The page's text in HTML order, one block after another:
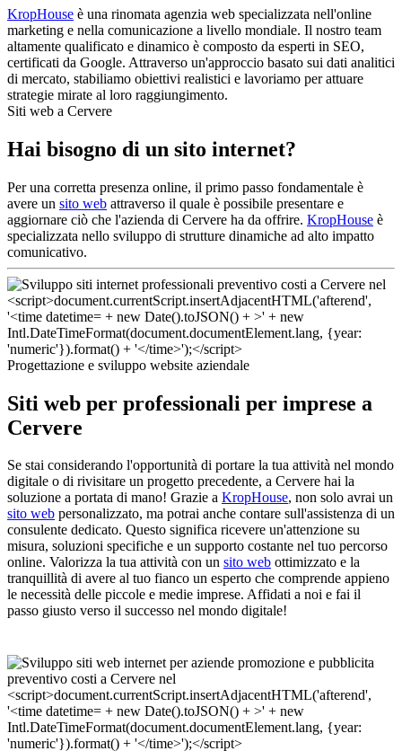
KropHouse è una rinomata agenzia web specializzata nell'online
marketing e nella comunicazione a livello mondiale. Il nostro team
altamente qualificato e dinamico è composto da esperti in SEO,
certificati da Google. Attraverso un'approccio basato sui dati analitici
di mercato, stabiliamo obiettivi realistici e lavoriamo per attuare
strategie mirate al loro raggiungimento.
Siti web a Cervere
Hai bisogno di un sito internet?
Per una corretta presenza online, il primo passo fondamentale è
avere un sito web attraverso il quale è possibile presentare e
aggiornare ciò che l'azienda di Cervere ha da offrire. KropHouse è
specializzata nello sviluppo di strutture dinamiche ad alto impatto
comunicativo.
Progettazione e sviluppo website aziendale
Siti web per professionali per imprese a
Cervere
Se stai considerando l'opportunità di portare la tua attività nel mondo
digitale o di rivisitare un progetto precedente, a Cervere hai la
soluzione a portata di mano! Grazie a KropHouse, non solo avrai un
sito web personalizzato, ma potrai anche contare sull'assistenza di un
consulente dedicato. Questo significa ricevere un'attenzione su
misura, soluzioni specifiche e un supporto costante nel tuo percorso
online. Valorizza la tua attività con un sito web ottimizzato e la
tranquillità di avere al tuo fianco un esperto che comprende appieno
le necessità delle piccole e medie imprese. Affidati a noi e fai il
passo giusto verso il successo nel mondo digitale!